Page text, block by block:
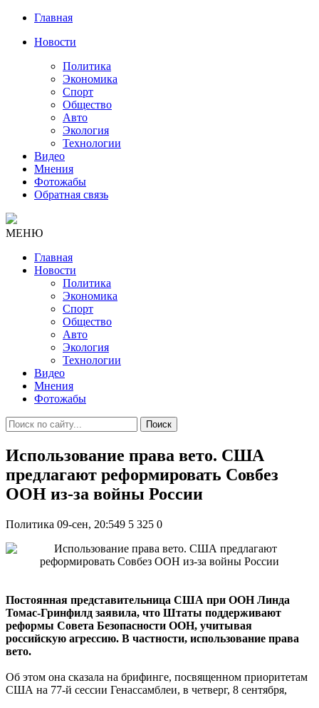
Главная
Новости
Политика
Экономика
Спорт
Общество
Авто
Экология
Технологии
Видео
Мнения
Фотожабы
Обратная связь
МЕНЮ
Главная
Новости
Политика
Экономика
Спорт
Общество
Авто
Экология
Технологии
Видео
Мнения
Фотожабы
Поиск
Использование права вето. США
предлагают реформировать Совбез
ООН из-за войны России
Политика 09-сен, 20:549 5 325 0
Постоянная представительница США при ООН Линда
Томас-Гринфилд заявила, что Штаты поддерживают
реформы Совета Безопасности ООН, учитывая
российскую агрессию. В частности, использование права
вето.
Об этом она сказала на брифинге, посвященном приоритетам
США на 77-й сессии Генассамблеи, в четверг, 8 сентября,